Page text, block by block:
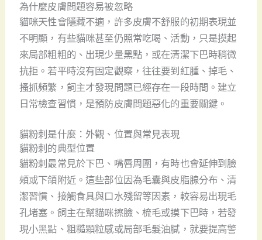
為什麼皮膚問題容易被忽略
貓咪天性會隱藏不適，許多皮膚不舒服的初期表現並
不明顯，有些貓咪甚至仍照常吃喝、活動，只是摸起
來局部粗粗的、出現少量黑點，或在清潔下巴時稍微
抗拒。若平時沒有固定觀察，往往要到紅腫、掉毛、
搔抓頻繁，飼主才發現問題已經存在一段時間。建立
日常檢查習慣，是預防皮膚問題惡化的重要關鍵。
貓粉刺是什麼：外觀、位置與常見表現
貓粉刺的典型位置
貓粉刺最常見於下巴、嘴唇周圍，有時也會延伸到臉
頰或下頜附近。這些部位因為毛囊與皮脂腺分布、清
潔習慣、接觸食具與口水殘留等因素，較容易出現毛
孔堵塞。飼主在幫貓咪擦臉、梳毛或摸下巴時，若發
現小黑點、粗糙顆粒感或局部毛髮油膩，就要提高警